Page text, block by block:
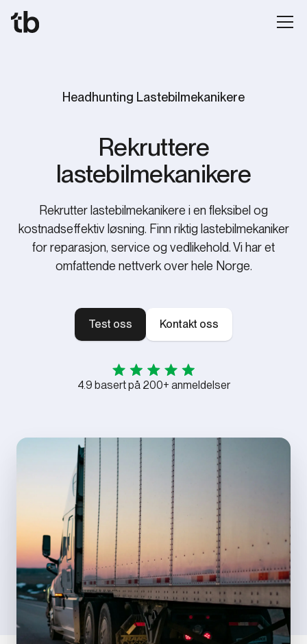
Headhunting Lastebilmekanikere
Rekruttere
lastebilmekanikere
Rekrutter lastebilmekanikere i en fleksibel og
kostnadseffektiv løsning. Finn riktig lastebilmekaniker
for reparasjon, service og vedlikehold. Vi har et
omfattende nettverk over hele Norge.
Test oss Kontakt oss
4.9 basert på 200+ anmeldelser